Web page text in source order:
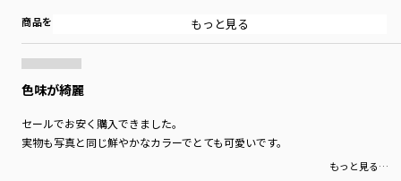
商品をチェックする＞
色味が綺麗
セールでお安く購入できました。
実物も写真と同じ鮮やかなカラーでとても可愛いです。
もっと見る…
男女問わず着用していただけるアイテムで
■素材
本体部分「綿100％」使用。
「吸汗性」にすぐれ「肌ざわりが良い」
生地を使用しています。
もっと見る